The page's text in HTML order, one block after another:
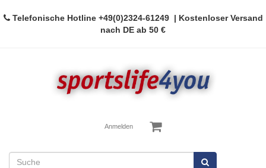
Telefonische Hotline +49(0)2324-61249| Kostenloser Versand
nach DE ab 50 €
Anmelden